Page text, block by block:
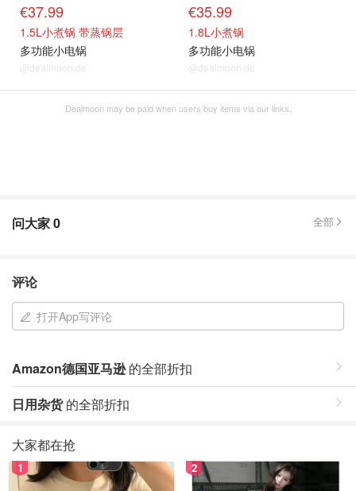
€37.99
1.5L小煮锅 带蒸锅层
多功能小电锅
@dealmoon.de
€35.99
1.8L小煮锅
多功能小电锅
@dealmoon.de
Dealmoon may be paid when users buy items via our links.
问大家0 全部
评论
打开App写评论
Amazon德国亚马逊的全部折扣
日用杂货的全部折扣
大家都在抢
1 2